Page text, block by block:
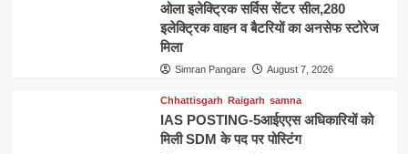
ओला इलेक्ट्रिक सर्विस सेंटर सील,280
इलेक्ट्रिक वाहन व बैटरियों का अनसेफ स्टोरेज
मिला
Simran Pangare August 7, 2026
Chhattisgarh Raigarh samna
IAS POSTING-5आईएएस अधिकारियों को
मिली SDM के पद पर पोस्टिंग